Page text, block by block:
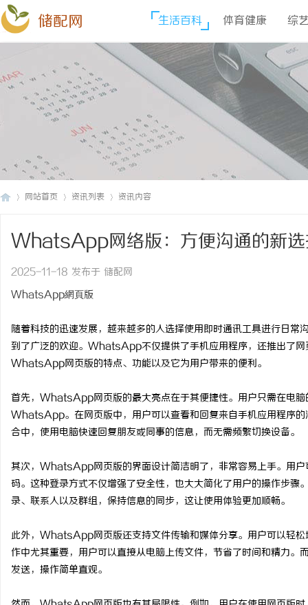
储配网 生活百科 体育健康 综
网站首页 资讯列表 资讯内容
WhatsApp网络版：方便沟通的新
2025-11-18 发布于 储配网
WhatsApp網頁版
随着科技的迅速发展，越来越多的人选择使用即时通讯工具进行日
到了广泛的欢迎。WhatsApp不仅提供了手机应用程序，还推出了
WhatsApp网页版的特点、功能以及它为用户带来的便利。
首先，WhatsApp网页版的最大亮点在于其便捷性。用户只需在电
WhatsApp。在网页版中，用户可以查看和回复来自手机应用程序
合中，使用电脑快速回复朋友或同事的信息，而无需频繁切换设备。
其次，WhatsApp网页版的界面设计简洁明了，非常容易上手。用
码。这种登录方式不仅增强了安全性，也大大简化了用户的操作步
录、联系人以及群组，保持信息的同步，这让使用体验更加顺畅。
此外，WhatsApp网页版还支持文件传输和媒体分享。用户可以轻
作中尤其重要，用户可以直接从电脑上传文件，节省了时间和精力
发送，操作简单直观。